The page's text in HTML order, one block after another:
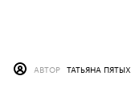
АВТОР ТАТЬЯНА ПЯТЫХ